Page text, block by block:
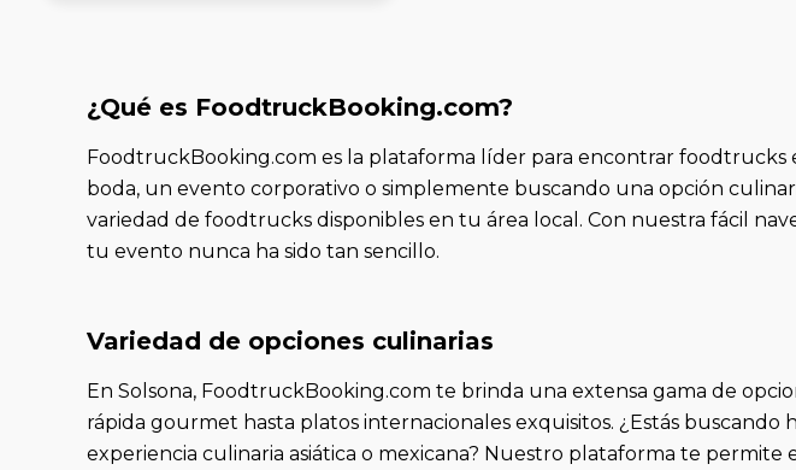
¿Qué es FoodtruckBooking.com?
FoodtruckBooking.com es la plataforma líder para encontrar foodtrucks
boda, un evento corporativo o simplemente buscando una opción
variedad de foodtrucks disponibles en tu área local. Con nuestra fácil
tu evento nunca ha sido tan sencillo.
Variedad de opciones culinarias
En Solsona, FoodtruckBooking.com te brinda una extensa gama de
rápida gourmet hasta platos internacionales exquisitos. ¿Estás
experiencia culinaria asiática o mexicana? Nuestro plataforma te